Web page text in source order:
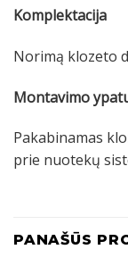
Komplektacija
Norimą klozeto
Montavimo
Pakabinamas
prie nuotekų
PANAŠŪS